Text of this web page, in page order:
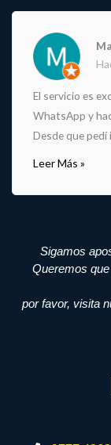
El servicio es
WhatsApp y
Desde que
Leer Más »
Sigamos
Queremos
por favor, visita